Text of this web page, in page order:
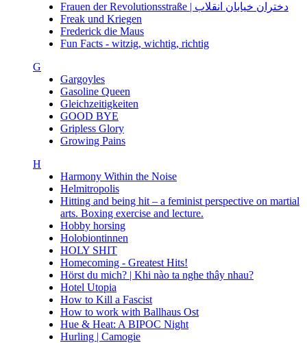
Frauen der Revolutionsstraße | دختران خیابان انقلاب
Freak und Kriegen
Frederick die Maus
Fun Facts - witzig, wichtig, richtig
G
Gargoyles
Gasoline Queen
Gleichzeitigkeiten
GOOD BYE
Gripless Glory
Growing Pains
H
Harmony Within the Noise
Helmitropolis
Hitting and being hit – a feminist perspective on martial
arts. Boxing exercise and lecture.
Hobby horsing
Holobiontinnen
HOLY SHIT
Homecoming - Greatest Hits!
Hörst du mich? | Khi nào ta nghe thây nhau?
Hotel Utopia
How to Kill a Fascist
How to work with Ballhaus Ost
Hue & Heat: A BIPOC Night
Hurling | Camogie